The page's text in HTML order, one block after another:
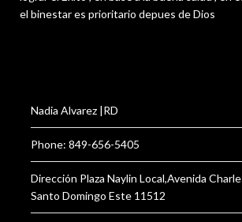
el binestar es prioritario depues de Dios
Nadia Alvarez |RD
Phone: 849-656-5405
Dirección Plaza Naylin Local,Avenida
Santo Domingo Este 11512